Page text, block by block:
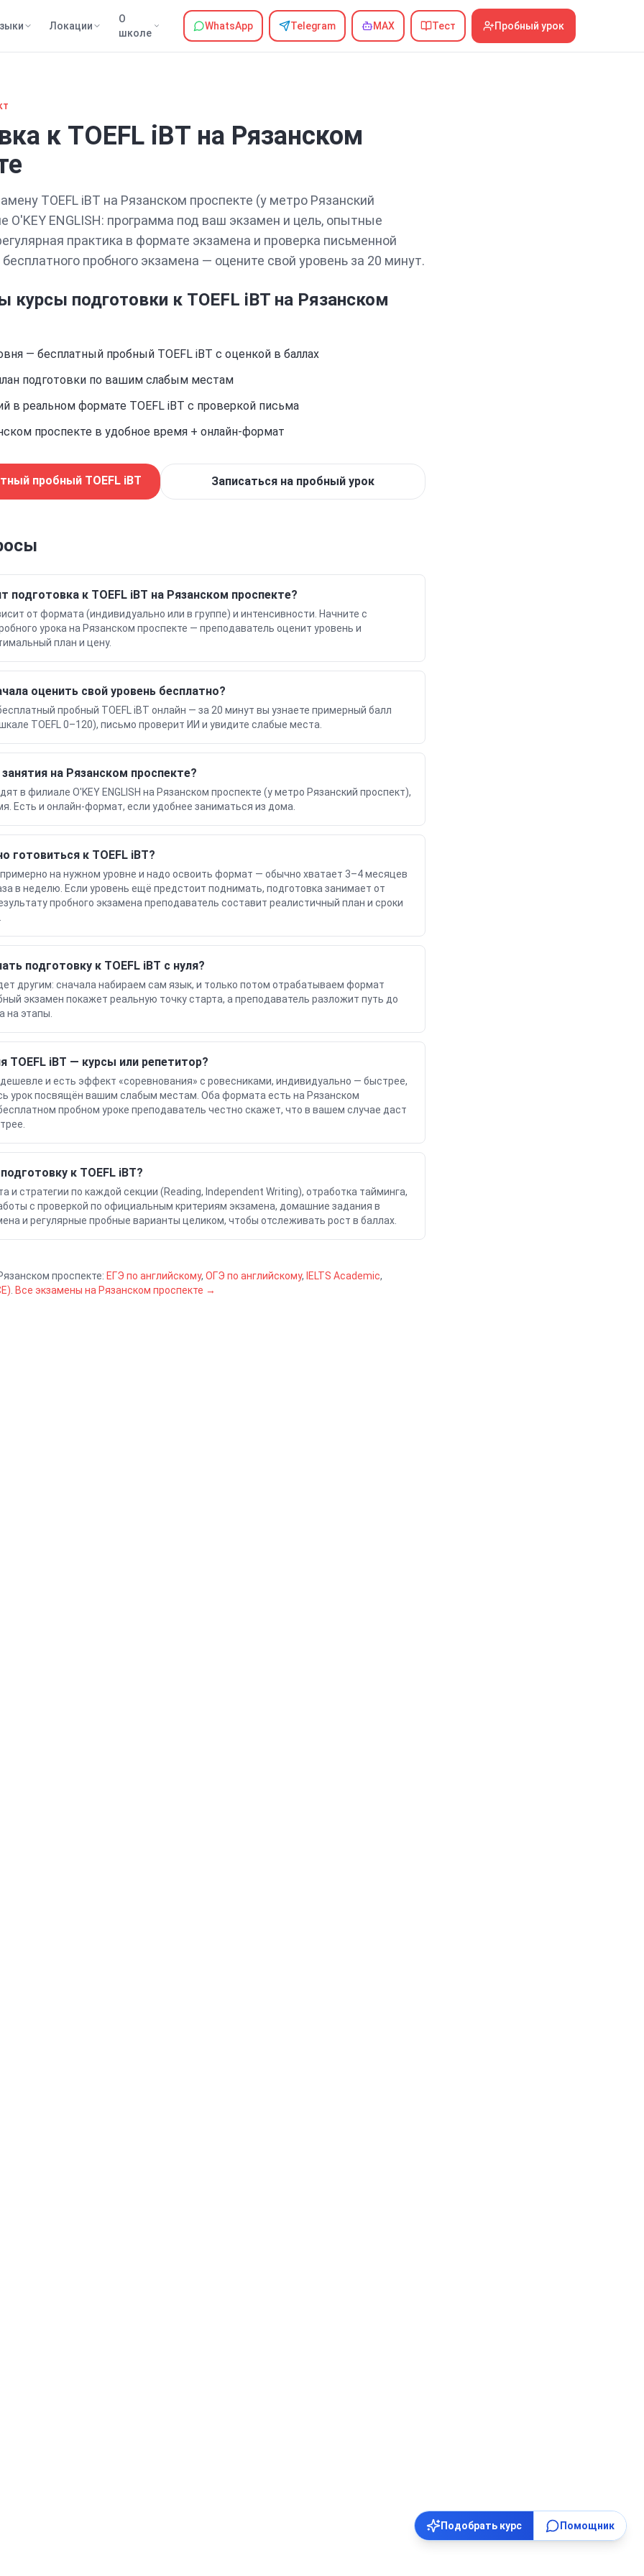
Локации
О
школе
WhatsApp Telegram MAX Тест Пробный урок
к TOEFL iBT на Рязанском
TOEFL iBT на Рязанском проспекте (у метро Рязанский
O'KEY ENGLISH: программа под ваш экзамен и цель, опытные
практика в формате экзамена и проверка письменной
пробного экзамена — оцените свой уровень за 20 минут.
курсы подготовки к TOEFL iBT на Рязанском
— бесплатный пробный TOEFL iBT с оценкой в баллах
подготовки по вашим слабым местам
в реальном формате TOEFL iBT с проверкой письма
проспекте в удобное время + онлайн-формат
пробный TOEFL iBT Записаться на пробный урок
подготовка к TOEFL iBT на Рязанском проспекте?
от формата (индивидуально или в группе) и интенсивности. Начните с
урока на Рязанском проспекте — преподаватель оценит уровень и
план и цену.
оценить свой уровень бесплатно?
пробный TOEFL iBT онлайн — за 20 минут вы узнаете примерный балл
TOEFL 0–120), письмо проверит ИИ и увидите слабые места.
на Рязанском проспекте?
в филиале O'KEY ENGLISH на Рязанском проспекте (у метро Рязанский проспект),
Есть и онлайн-формат, если удобнее заниматься из дома.
готовиться к TOEFL iBT?
на нужном уровне и надо освоить формат — обычно хватает 3–4 месяцев
в неделю. Если уровень ещё предстоит поднимать, подготовка занимает от
пробного экзамена преподаватель составит реалистичный план и сроки
подготовку к TOEFL iBT с нуля?
другим: сначала набираем сам язык, и только потом отрабатываем формат
экзамен покажет реальную точку старта, а преподаватель разложит путь до
на этапы.
TOEFL iBT — курсы или репетитор?
и есть эффект «соревнования» с ровесниками, индивидуально — быстрее,
урок посвящён вашим слабым местам. Оба формата есть на Рязанском
пробном уроке преподаватель честно скажет, что в вашем случае даст
к TOEFL iBT?
и стратегии по каждой секции (Reading, Independent Writing), отработка тайминга,
с проверкой по официальным критериям экзамена, домашние задания в
и регулярные пробные варианты целиком, чтобы отслеживать рост в баллах.
проспекте: ЕГЭ по английскому, ОГЭ по английскому, IELTS Academic,
Все экзамены на Рязанском проспекте →
Подобрать курс Помощник